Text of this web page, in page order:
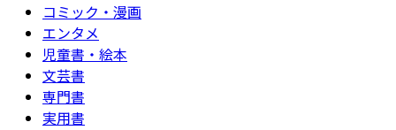
コミック・漫画
エンタメ
児童書・絵本
文芸書
専門書
実用書